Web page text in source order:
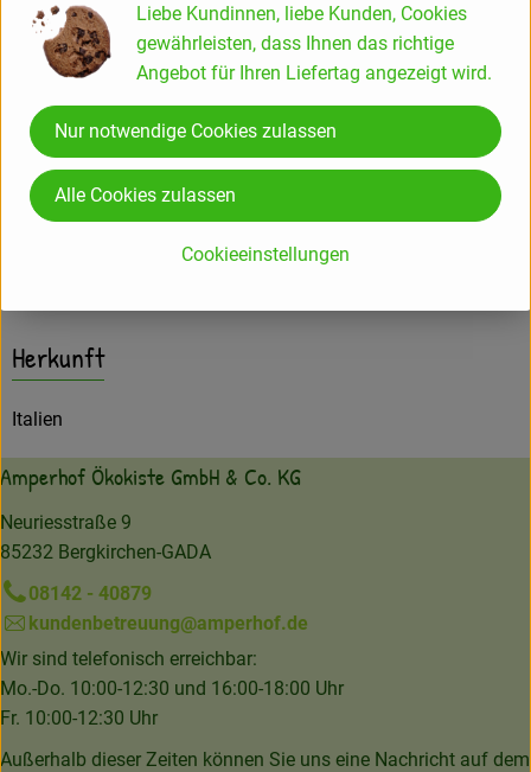
Inverkehrbringer:
Soc.Agr.Polvanera
Strada Vic.le Lamie Machesana 601
70023 Gioia del Colle - Italia
IT-BIO-006
Herkunft
Italien
Amperhof Ökokiste GmbH & Co. KG
Neuriesstraße 9
85232 Bergkirchen-GADA
08142 - 40879
kundenbetreuung@amperhof.de
Wir sind telefonisch erreichbar:
Mo.-Do. 10:00-12:30 und 16:00-18:00 Uhr
Fr. 10:00-12:30 Uhr
Außerhalb dieser Zeiten können Sie uns eine Nachricht auf dem
Liebe Kundinnen, liebe Kunden, Cookies
gewährleisten, dass Ihnen das richtige
Angebot für Ihren Liefertag angezeigt wird.
Cookieeinstellungen
Nur notwendige Cookies zulassen
Alle Cookies zulassen